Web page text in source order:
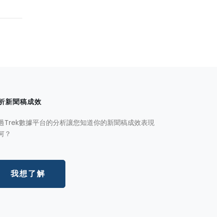
新聞稿成效
Trek數據平台的分析讓您知道你的新聞稿成效表現
？
我想了解